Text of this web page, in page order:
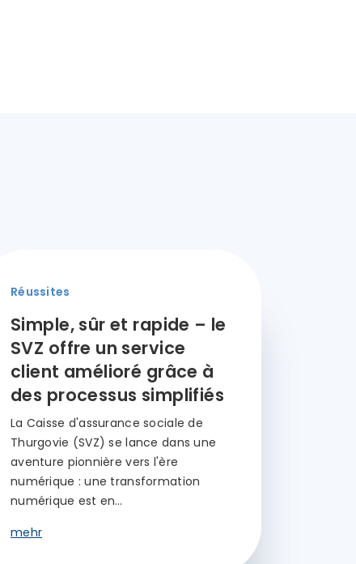
Réussites
Simple, sûr et rapide – le
SVZ offre un service
client amélioré grâce à
des processus simplifiés
La Caisse d'assurance sociale de
Thurgovie (SVZ) se lance dans une
aventure pionnière vers l'ère
numérique : une transformation
numérique est en…
mehr